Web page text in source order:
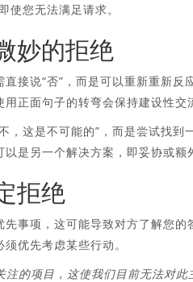
使您无法满足请求。
妙的拒绝
接说“否”，而是可以重新重新
正面句子的转弯会保持建设性交
，这是不可能的”，而是尝试找
是另一个解决方案，即妥协或额
拒绝
事项，这可能导致对方了解您
优先考虑某些行动。
注的项目，这使我们目前无法对